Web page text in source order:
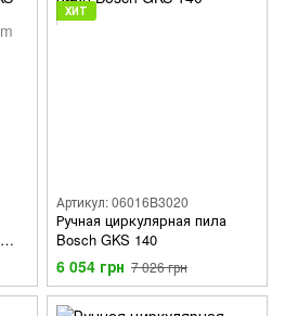
ХИТ
Артикул: 06016B3020
Ручная циркулярная пила
Bosch GKS 140
6 054 грн 7 026 грн